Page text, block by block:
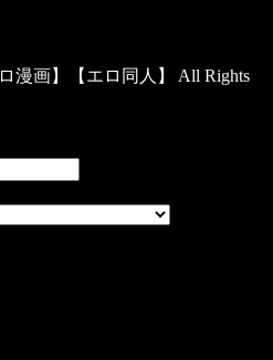
漫画】【エロ同人】 All Rights